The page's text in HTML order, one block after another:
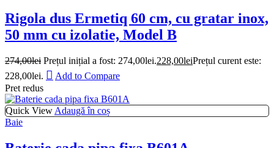
Rigola dus Ermetiq 60 cm, cu gratar inox,
50 mm cu izolatie, Model B
274,00lei Prețul inițial a fost: 274,00lei.228,00leiPrețul curent este:
228,00lei.
Add to Compare
Pret redus
Quick View Adaugă în coș
Baie